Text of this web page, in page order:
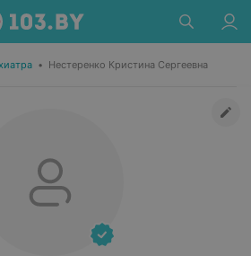
• Нестеренко Кристина Сергеевна